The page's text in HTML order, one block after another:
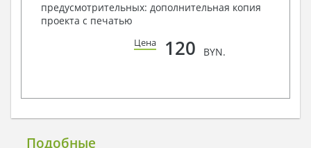
предусмотрительных: дополнительная копия
проекта с печатью
Цена 120 BYN.
Подобные